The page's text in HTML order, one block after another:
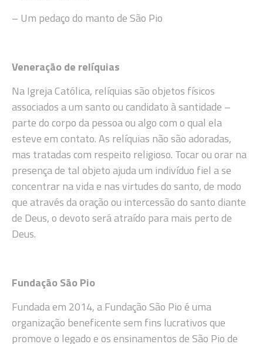
– Um pedaço do manto de São Pio
Veneração de relíquias
Na Igreja Católica, relíquias são objetos físicos
associados a um santo ou candidato à santidade –
parte do corpo da pessoa ou algo com o qual ela
esteve em contato. As relíquias não são adoradas,
mas tratadas com respeito religioso. Tocar ou orar na
presença de tal objeto ajuda um indivíduo fiel a se
concentrar na vida e nas virtudes do santo, de modo
que através da oração ou intercessão do santo diante
de Deus, o devoto será atraído para mais perto de
Deus.
Fundação São Pio
Fundada em 2014, a Fundação São Pio é uma
organização beneficente sem fins lucrativos que
promove o legado e os ensinamentos de São Pio de